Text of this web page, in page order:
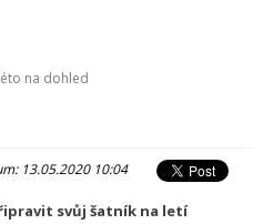
na dohled
13.05.2020 10:04
svůj šatník na letí